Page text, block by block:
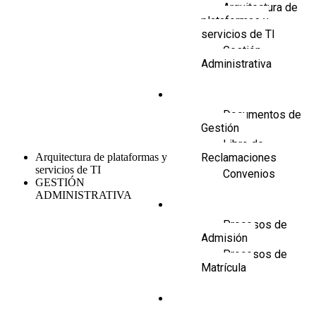
Arquitectura de
plataformas y
servicios de TI
Gestión
Administrativa
Documentos de
Gestión
Libro de
Reclamaciones
Convenios
Procesos de
Admisión
Procesos de
Matrícula
Arquitectura de plataformas y
servicios de TI
GESTIÓN
ADMINISTRATIVA